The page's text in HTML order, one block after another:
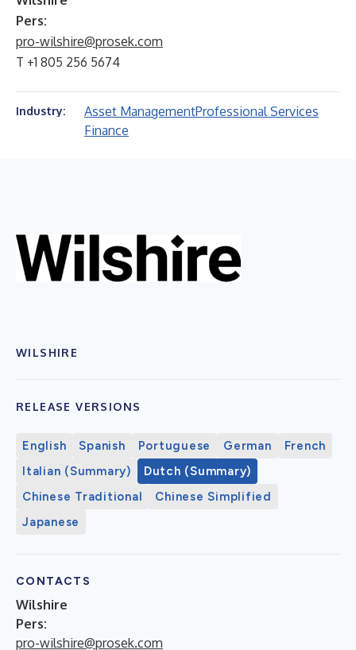
Pers:
pro-wilshire@prosek.com
T +1 805 256 5674
Industry: Asset ManagementProfessional Services
Finance
WILSHIRE
RELEASE VERSIONS
English Spanish Portuguese German
French
Italian (Summary)
Dutch (Summary)
Chinese Traditional
Chinese Simplified
Japanese
CONTACTS
Wilshire
Pers:
pro-wilshire@prosek.com